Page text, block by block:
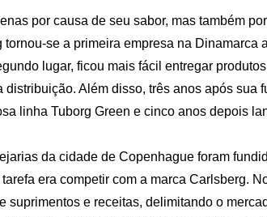
por causa de seu sabor, mas também
se a primeira empresa na Dinamarca
lugar, ficou mais fácil entregar
Além disso, três anos após sua
linha Tuborg Green e cinco anos depois
da cidade de Copenhague foram
era competir com a marca Carlsberg.
suprimentos e receitas, delimitando o